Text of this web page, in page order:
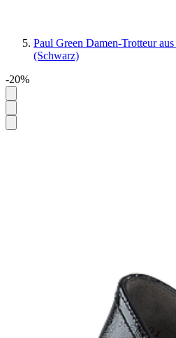
Paul Green Damen-Trotteur
(Schwarz)
-20%